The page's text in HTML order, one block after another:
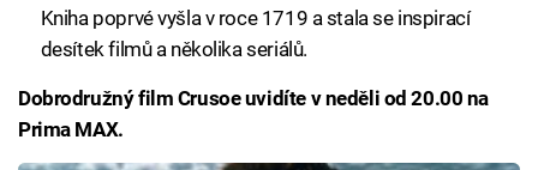
Kniha poprvé vyšla v roce 1719 a stala se inspirací
desítek filmů a několika seriálů.
Dobrodružný film Crusoe uvidíte v neděli od 20.00 na
Prima MAX.